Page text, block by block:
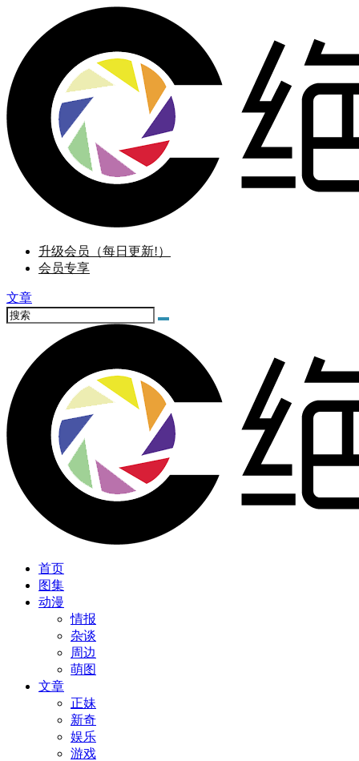
升级会员（每日更新!）
会员专享
文章
首页
图集
动漫
情报
杂谈
周边
萌图
文章
正妹
新奇
娱乐
游戏